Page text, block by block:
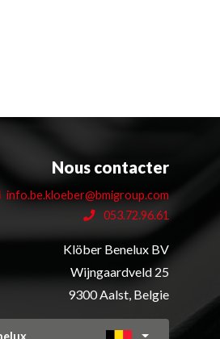
Nous contacter
info.be.kloeber@bmigroup.com
053.72.96.61
Klöber Benelux BV
Wijngaardveld 25
9300 Aalst, Belgie